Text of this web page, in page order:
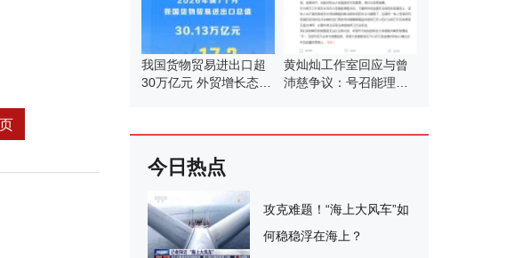
我国货物贸易进出口超
30万亿元 外贸增长态势
黄灿灿工作室回应与曾
沛慈争议：号召能理智
今日热点
攻克难题！“海上大风车”如
何稳稳浮在海上？